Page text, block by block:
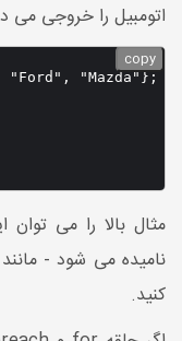
اتومبیل را خروجی می
"Mazda"};
copy
کنید.